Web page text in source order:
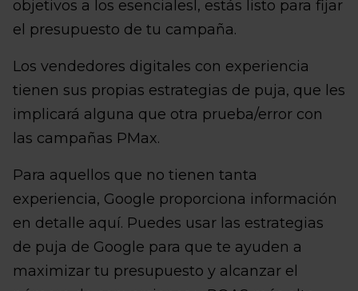
objetivos a los esencialesl, estás listo para fijar
el presupuesto de tu campaña.
Los vendedores digitales con experiencia
tienen sus propias estrategias de puja, que les
implicará alguna que otra prueba/error con
las campañas PMax.
Para aquellos que no tienen tanta
experiencia, Google proporciona información
en detalle aquí. Puedes usar las estrategias
de puja de Google para que te ayuden a
maximizar tu presupuesto y alcanzar el